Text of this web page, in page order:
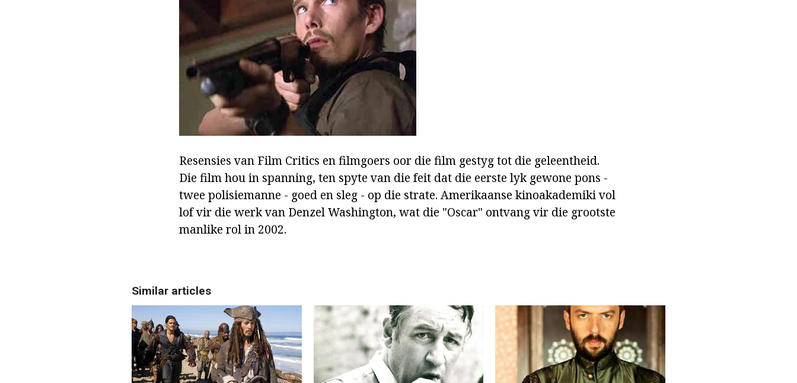
Resensies van Film Critics en filmgoers oor die film gestyg tot die geleentheid.
Die film hou in spanning, ten spyte van die feit dat die eerste lyk gewone pons -
twee polisiemanne - goed en sleg - op die strate. Amerikaanse kinoakademiki vol
lof vir die werk van Denzel Washington, wat die "Oscar" ontvang vir die grootste
manlike rol in 2002.
Similar articles